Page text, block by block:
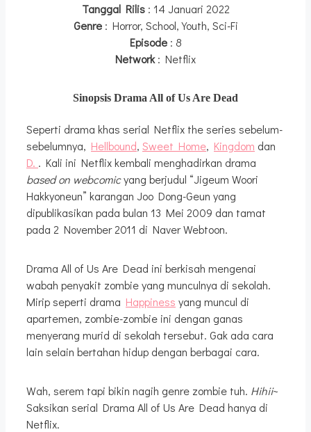
Tanggal Rilis : 14 Januari 2022
Genre : Horror, School, Youth, Sci-Fi
Episode : 8
Network: Netflix
Sinopsis Drama All of Us Are Dead
Seperti drama khas serial Netflix the series sebelum-
sebelumnya, Hellbound, Sweet Home, Kingdom dan
D. . Kali ini Netflix kembali menghadirkan drama
based on webcomicyang berjudul “Jigeum Woori
Hakkyoneun” karangan Joo Dong-Geun yang
dipublikasikan pada bulan 13 Mei 2009 dan tamat
pada 2 November 2011 di Naver Webtoon.
Drama All of Us Are Dead ini berkisah mengenai
wabah penyakit zombie yang munculnya di sekolah.
Mirip seperti drama Happiness yang muncul di
apartemen, zombie-zombie ini dengan ganas
menyerang murid di sekolah tersebut. Gak ada cara
lain selain bertahan hidup dengan berbagai cara.
Wah, serem tapi bikin nagih genre zombie tuh. Hihii~
Saksikan serial Drama All of Us Are Dead hanya di
Netflix.